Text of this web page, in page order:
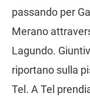
passando per
Merano
Lagundo.
riportano sulla
Tel. A Tel